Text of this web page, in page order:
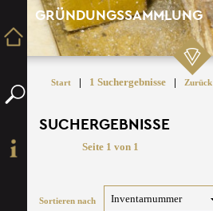
GRÜNDUNGSSAMMLUNG
Start | 1 Suchergebnisse | Zurück
SUCHERGEBNISSE
Seite 1 von 1
Sortieren nach